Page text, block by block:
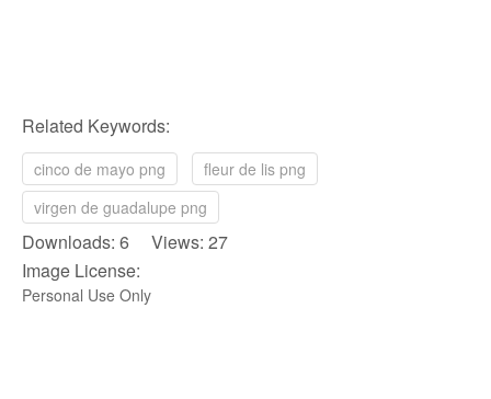
Related Keywords:
cinco de mayo png
fleur de lis png
virgen de guadalupe png
Downloads: 6 Views: 27
Image License:
Personal Use Only